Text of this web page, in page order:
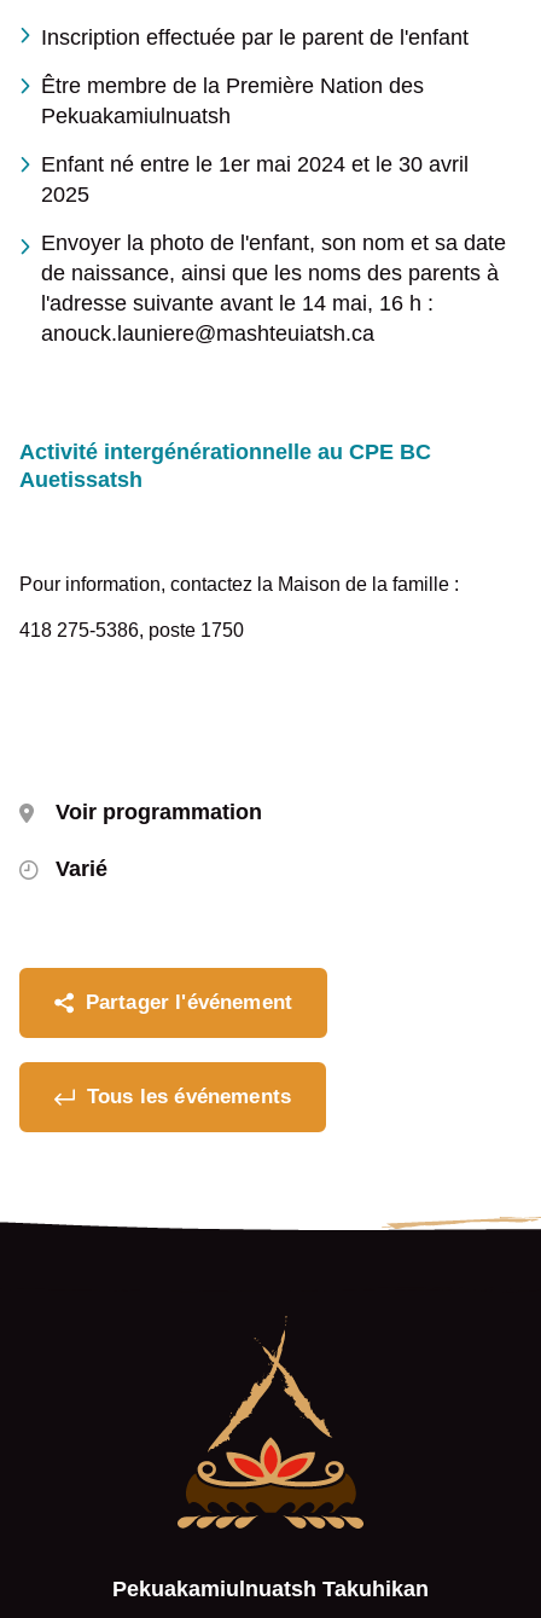
partager cette page?
Inscription effectuée par le parent de l'enfant
Être membre de la Première Nation des
Pekuakamiulnuatsh
Enfant né entre le 1er mai 2024 et le 30 avril
2025
Envoyer la photo de l'enfant, son nom et sa date
de naissance, ainsi que les noms des parents à
l'adresse suivante avant le 14 mai, 16 h :
anouck.launiere@mashteuiatsh.ca
Activité intergénérationnelle au CPE BC
Auetissatsh
Pour information, contactez la Maison de la famille :
418 275-5386, poste 1750
Voir programmation
Varié
Partager l'événement
Tous les événements
Pekuakamiulnuatsh Takuhikan